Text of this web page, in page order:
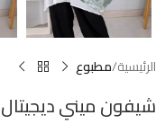
الرئيسية مطبوع
شيفون ميني ديجيتال 3D